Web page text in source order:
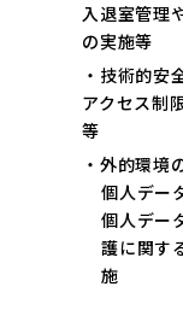
入退室管理
の実施等
・技術的安
アクセス制
等
・外的環境
個人デー
個⼈デー
護に関す
施